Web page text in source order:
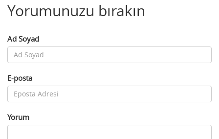
Yorumunuzu bırakın
Ad Soyad
E-posta
Yorum